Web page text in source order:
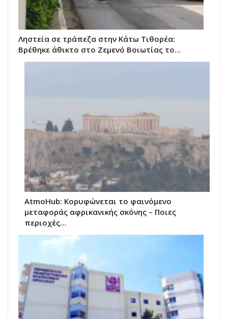
Ληστεία σε τράπεζα στην Κάτω Τιθορέα:
Βρέθηκε άθικτο στο Ζεμενό Βοιωτίας το…
AtmoHub: Κορυφώνεται το φαινόμενο
μεταφοράς αφρικανικής σκόνης – Ποιες
περιοχές…